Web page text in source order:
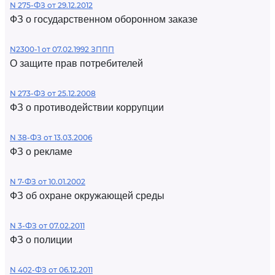
N 275-ФЗ от 29.12.2012
ФЗ о государственном оборонном заказе
N2300-1 от 07.02.1992 ЗППП
О защите прав потребителей
N 273-ФЗ от 25.12.2008
ФЗ о противодействии коррупции
N 38-ФЗ от 13.03.2006
ФЗ о рекламе
N 7-ФЗ от 10.01.2002
ФЗ об охране окружающей среды
N 3-ФЗ от 07.02.2011
ФЗ о полиции
N 402-ФЗ от 06.12.2011